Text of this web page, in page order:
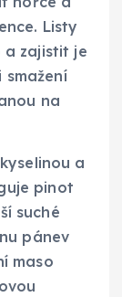
Listy
a zajistit je
smažení
na
a
pinot
suché
pánev
maso